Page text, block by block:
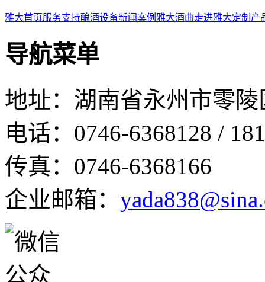
雅大首页服务支持酿酒设备新闻案例 雅大酒曲走进雅大定制产
导航菜单
地址：湖南省永州市零
电话：0746-6368128 /
传真：0746-6368166
企业邮箱：